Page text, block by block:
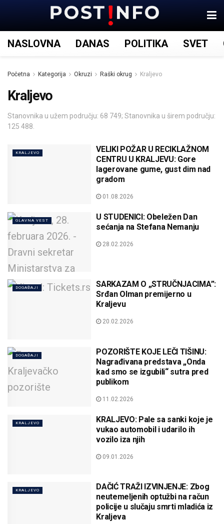
NASLOVNA DANAS POLITIKA SVET
Početna Kategorija Okruzi Raški okrug Kraljevo
Kraljevo
Stanovnika u užem području: 68 749; Stanovnika u širem području:
125 488.
KRALJEVO
VELIKI POŽAR U RECIKLAŽNOM
CENTRU U KRALJEVU: Gore
lagerovane gume, gust dim nad
gradom
01.08.2026
GLAVNA VEST
U STUDENICI: Obeležen Dan
sećanja na Stefana Nemanju
28.02.2026
DOGAĐAJI
SARKAZAM O „STRUČNJACIMA”:
Srđan Olman premijerno u
Kraljevu
20.02.2026
DOGAĐAJI
POZORIŠTE KOJE LEČI TIŠINU:
Nagrađivana predstava „Onda
kad smo se izgubili“ sutra pred
publikom
11.02.2026
KRALJEVO
KRALJEVO: Pale sa sanki koje je
vukao automobil i udarilo ih
vozilo iza njih
09.01.2026
KRALJEVO
DAČIĆ TRAŽI IZVINJENJE: Zbog
neutemeljenih optužbi na račun
policije u slučaju smrti mladića iz
Kraljeva